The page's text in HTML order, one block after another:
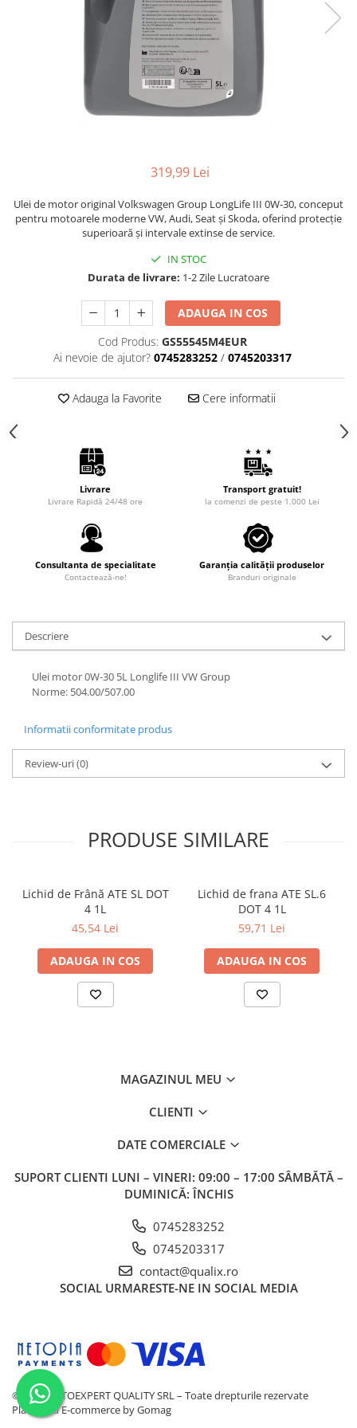
319,99 Lei
Ulei de motor original Volkswagen Group LongLife III 0W-30, conceput
pentru motoarele moderne VW, Audi, Seat și Skoda, oferind protecție
superioară și intervale extinse de service.
IN STOC
Durata de livrare: 1-2 Zile Lucratoare
ADAUGA IN COS
Cod Produs: GS55545M4EUR
Ai nevoie de ajutor? 0745283252 / 0745203317
Adauga la Favorite Cere informatii
Livrare
Livrare Rapidă 24/48 ore
Transport gratuit!
la comenzi de peste 1.000 Lei
Consultanta de specialitate
Contactează-ne!
Garanția calității produselor
Branduri originale
Descriere
Ulei motor 0W-30 5L Longlife III VW Group
Norme: 504.00/507.00
Informatii conformitate produs
Review-uri(0)
PRODUSE SIMILARE
Lichid de Frână ATE SL DOT
4 1L
45,54 Lei
ADAUGA IN COS
Lichid de frana ATE SL.6
DOT 4 1L
59,71 Lei
ADAUGA IN COS
MAGAZINUL MEU
CLIENTI
DATE COMERCIALE
SUPORT CLIENTI LUNI – VINERI: 09:00 – 17:00 SÂMBĂTĂ –
DUMINICĂ: ÎNCHIS
0745283252
0745203317
contact@qualix.ro
SOCIAL URMARESTE-NE IN SOCIAL MEDIA
© 2026 AUTOEXPERT QUALITY SRL – Toate drepturile rezervate
Platforma E-commerce by Gomag